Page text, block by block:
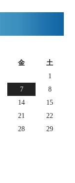
金 土
1
7
8
14
15
21
22
28
29